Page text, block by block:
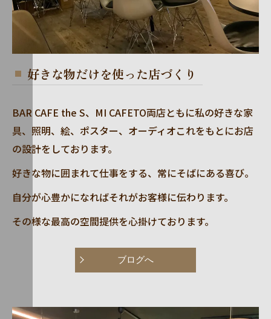
好きな物だけを使った店づくり
BAR CAFE the S、MI CAFETO両店ともに私の好きな家
具、照明、絵、ポスター、オーディオこれをもとにお店
の設計をしております。
好きな物に囲まれて仕事をする、常にそばにある喜び。
自分が心豊かになればそれがお客様に伝わります。
その様な最高の空間提供を心掛けております。
ブログへ